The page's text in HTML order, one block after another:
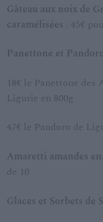
Gâteau aux noix de
caramélisées : 45€
Panettone et
18€ le Panettone des
Ligurie en 800g
47€ le Pandoro de
Amaretti amandes
de 10
Glaces et Sorbets de